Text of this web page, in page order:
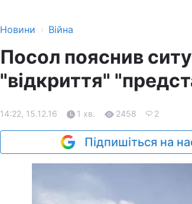
Новини › Війна
Посол пояснив
"відкриття"
14:22, 15.12.16 1 хв. 2458 2
Підпишіться на